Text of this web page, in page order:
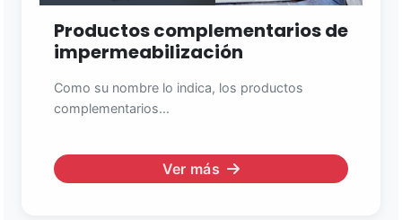
Productos complementarios de
impermeabilización
Como su nombre lo indica, los productos
complementarios...
Ver más